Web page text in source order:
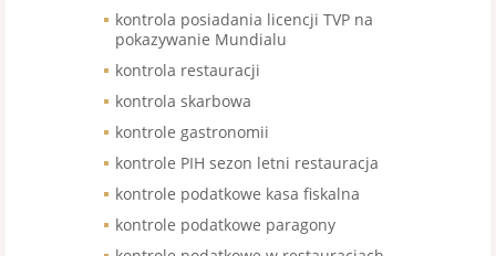
kontrola posiadania licencji TVP na
pokazywanie Mundialu
kontrola restauracji
kontrola skarbowa
kontrole gastronomii
kontrole PIH sezon letni restauracja
kontrole podatkowe kasa fiskalna
kontrole podatkowe paragony